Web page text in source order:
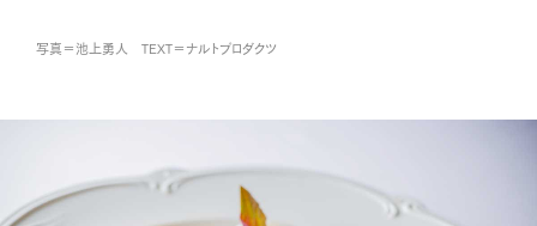
写真＝池上勇人 TEXT＝ナルトプロダクツ